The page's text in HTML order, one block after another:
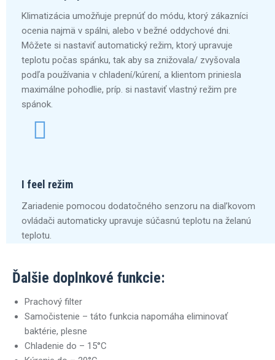
Klimatizácia umožňuje prepnúť do módu, ktorý zákazníci
ocenia najmä v spálni, alebo v bežné oddychové dni.
Môžete si nastaviť automatický režim, ktorý upravuje
teplotu počas spánku, tak aby sa znižovala/ zvyšovala
podľa používania v chladení/kúrení, a klientom priniesla
maximálne pohodlie, príp. si nastaviť vlastný režim pre
spánok.
I feel režim
Zariadenie pomocou dodatočného senzoru na dial’kovom
ovládači automaticky upravuje súčasnú teplotu na želanú
teplotu.
Ďalšie doplnkové funkcie:
Prachový filter
Samočistenie – táto funkcia napomáha eliminovať
baktérie, plesne
Chladenie do – 15°C